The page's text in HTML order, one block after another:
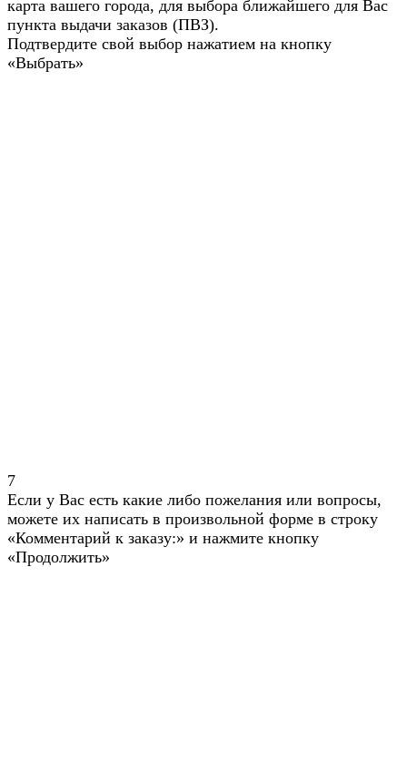
карта вашего города, для выбора ближайшего для Вас
пункта выдачи заказов (ПВЗ).
Подтвердите свой выбор нажатием на кнопку
«Выбрать»
7
Если у Вас есть какие либо пожелания или вопросы,
можете их написать в произвольной форме в строку
«Комментарий к заказу:» и нажмите кнопку
«Продолжить»